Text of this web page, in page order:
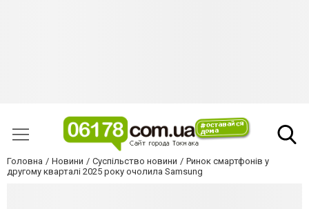
Головна Новини Суспільство новини
Ринок смартфонів у
другому кварталі 2025 року очолила Samsung